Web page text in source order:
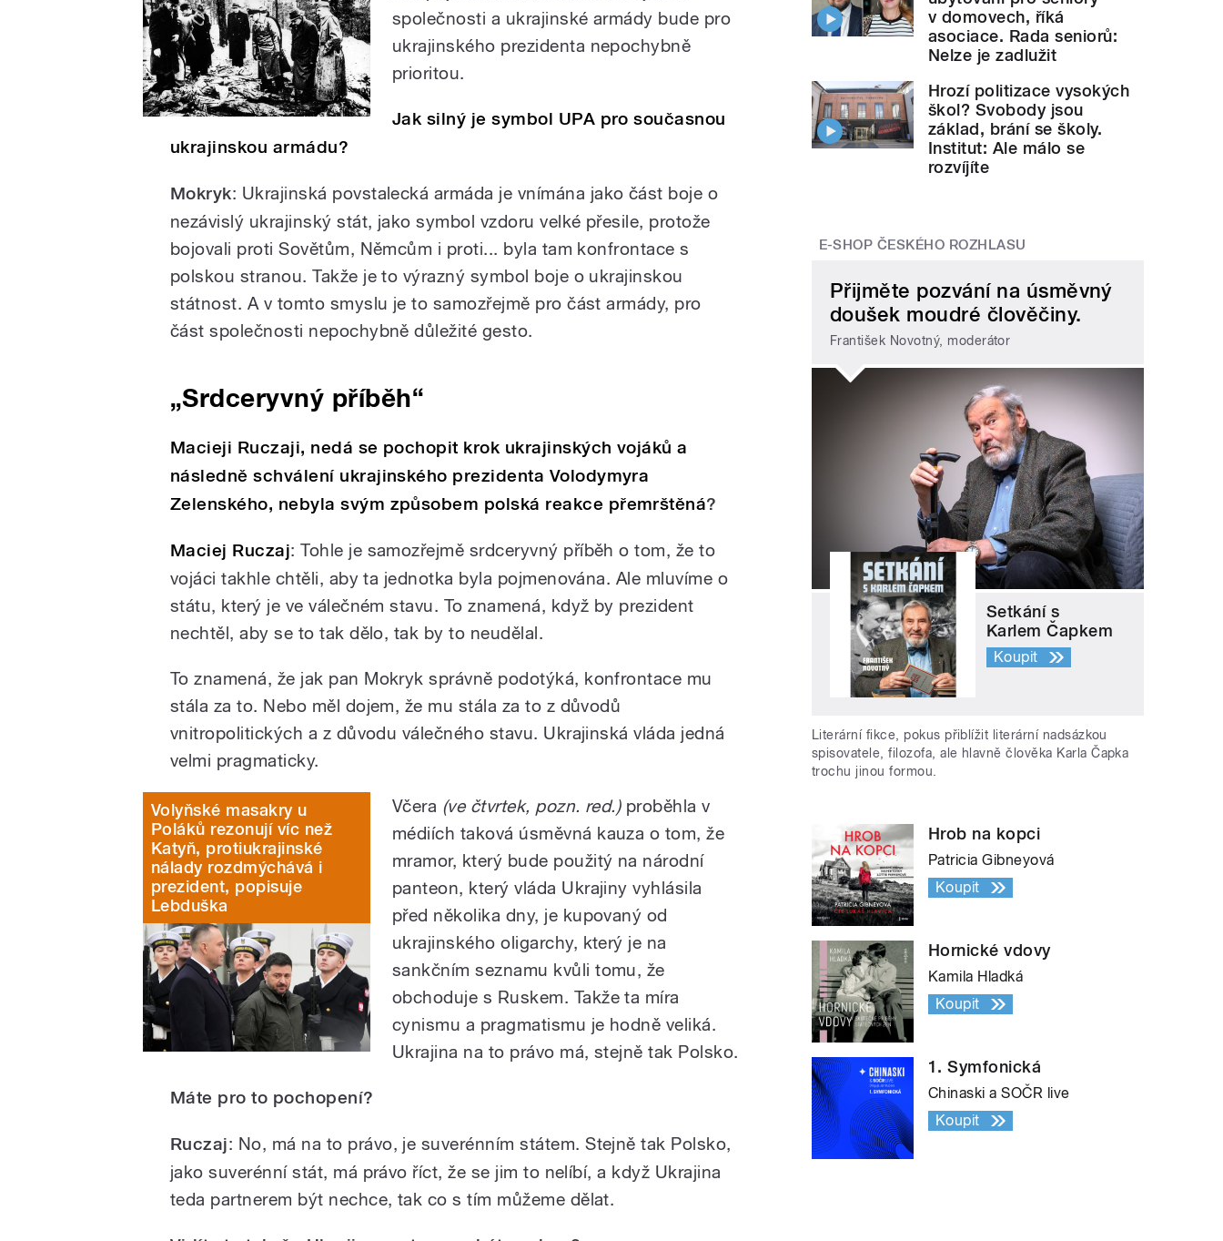
společnosti a ukrajinské armády bude pro
ukrajinského prezidenta nepochybně
prioritou.
Jak silný je symbol UPA pro současnou
ukrajinskou armádu?
Mokryk: Ukrajinská povstalecká armáda je vnímána jako část boje o
nezávislý ukrajinský stát, jako symbol vzdoru velké přesile, protože
bojovali proti Sovětům, Němcům i proti... byla tam konfrontace s
polskou stranou. Takže je to výrazný symbol boje o ukrajinskou
státnost. A v tomto smyslu je to samozřejmě pro část armády, pro
část společnosti nepochybně důležité gesto.
„Srdceryvný příběh“
Macieji Ruczaji, nedá se pochopit krok ukrajinských vojáků a
následně schválení ukrajinského prezidenta Volodymyra
Zelenského, nebyla svým způsobem polská reakce přemrštěná?
Maciej Ruczaj: Tohle je samozřejmě srdceryvný příběh o tom, že to
vojáci takhle chtěli, aby ta jednotka byla pojmenována. Ale mluvíme o
státu, který je ve válečném stavu. To znamená, když by prezident
nechtěl, aby se to tak dělo, tak by to neudělal.
To znamená, že jak pan Mokryk správně podotýká, konfrontace mu
stála za to. Nebo měl dojem, že mu stála za to z důvodů
vnitropolitických a z důvodu válečného stavu. Ukrajinská vláda jedná
velmi pragmaticky.
Volyňské masakry u
Poláků rezonují víc než
Katyň, protiukrajinské
nálady rozdmýchává i
prezident, popisuje
Lebduška
Včera (ve čtvrtek, pozn. red.)proběhla v
médiích taková úsměvná kauza o tom, že
mramor, který bude použitý na národní
panteon, který vláda Ukrajiny vyhlásila
před několika dny, je kupovaný od
ukrajinského oligarchy, který je na
sankčním seznamu kvůli tomu, že
obchoduje s Ruskem. Takže ta míra
cynismu a pragmatismu je hodně veliká.
Ukrajina na to právo má, stejně tak Polsko.
Máte pro to pochopení?
Ruczaj: No, má na to právo, je suverénním státem. Stejně tak Polsko,
jako suverénní stát, má právo říct, že se jim to nelíbí, a když Ukrajina
teda partnerem být nechce, tak co s tím můžeme dělat.
v domovech, říká
asociace. Rada seniorů:
Nelze je zadlužit
Hrozí politizace vysokých
škol? Svobody jsou
základ, brání se školy.
Institut: Ale málo se
rozvíjíte
E-SHOP ČESKÉHO ROZHLASU
Přijměte pozvání na úsměvný
doušek moudré člověčiny.
František Novotný, moderátor
Setkání s
Karlem Čapkem
Koupit
Literární fikce, pokus přiblížit literární nadsázkou
spisovatele, filozofa, ale hlavně člověka Karla Čapka
trochu jinou formou.
Hrob na kopci
Patricia Gibneyová
Koupit
Hornické vdovy
Kamila Hladká
Koupit
1. Symfonická
Chinaski a SOČR live
Koupit